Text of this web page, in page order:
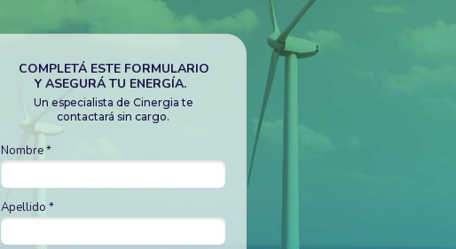
Nombre *
Apellido *
Un especialista de Cinergia te
contactará sin cargo.
COMPLETÁ ESTE FORMULARIO
Y ASEGURÁ TU ENERGÍA.